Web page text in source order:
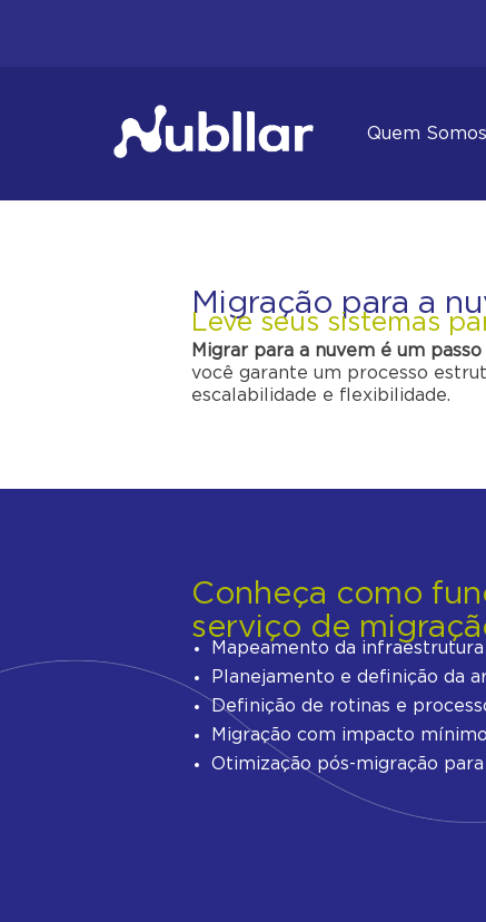
Quem Somos
Migração para a
Leve seus sistemas
Migrar para a nuvem é um
você garante um processo
escalabilidade e flexibilidade.
Conheça como
serviço de
Mapeamento da
Planejamento e definição da
Definição de rotinas e
Migração com impacto
Otimização pós-migração